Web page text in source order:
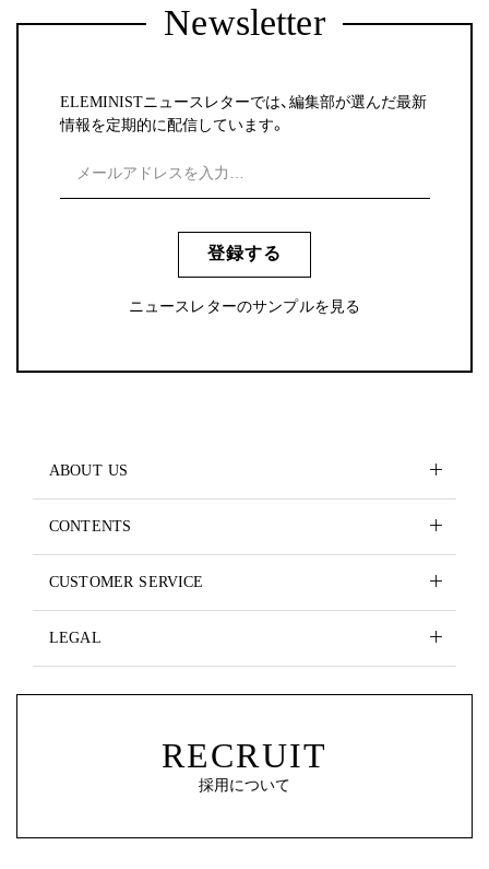
Newsletter
ELEMINISTニュースレターでは、編集部が選んだ最新
情報を定期的に配信しています。
登録する
ニュースレターのサンプルを見る
ABOUT US
CONTENTS
CUSTOMER SERVICE
LEGAL
RECRUIT
採用について